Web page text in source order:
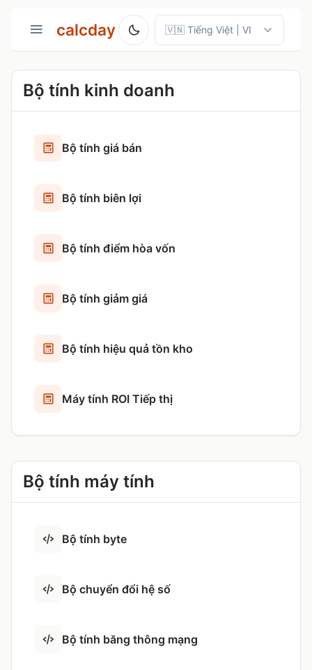
calcday
Bộ tính kinh doanh
Bộ tính giá bán
Bộ tính biên lợi
Bộ tính điểm hòa vốn
Bộ tính giảm giá
Bộ tính hiệu quả tồn kho
Máy tính ROI Tiếp thị
Bộ tính máy tính
Bộ tính byte
Bộ chuyển đổi hệ số
Bộ tính băng thông mạng